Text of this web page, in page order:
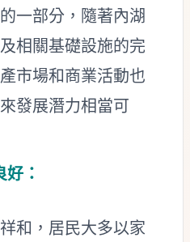
一部分，隨著內湖
相關基礎設施的完
市場和商業活動也
發展潛力相當可
：
和，居民大多以家